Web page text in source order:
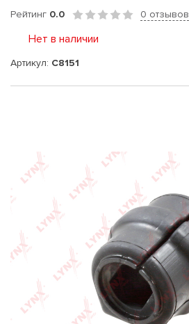
Рейтинг 0.0 0 отзывов
Нет в наличии
Артикул: C8151